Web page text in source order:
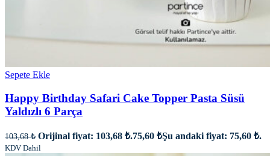
Sepete Ekle
Happy Birthday Safari Cake Topper Pasta Süsü
Yaldızlı 6 Parça
103,68₺ Orijinal fiyat: 103,68 ₺.75,60 ₺Şu andaki fiyat: 75,60 ₺.
KDV Dahil